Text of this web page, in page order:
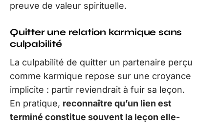
preuve de valeur spirituelle.
Quitter une relation karmique sans
culpabilité
La culpabilité de quitter un partenaire perçu
comme karmique repose sur une croyance
implicite : partir reviendrait à fuir sa leçon.
En pratique, reconnaître qu’un lien est
terminé constitue souvent la leçon elle-